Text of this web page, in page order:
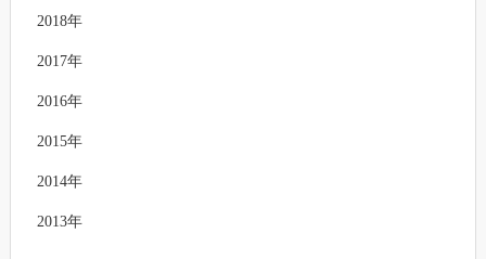
2018年
2017年
2016年
2015年
2014年
2013年